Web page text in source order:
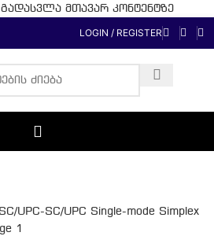
გადასვლა მთავარ კონტენტზე
LOGIN / REGISTER